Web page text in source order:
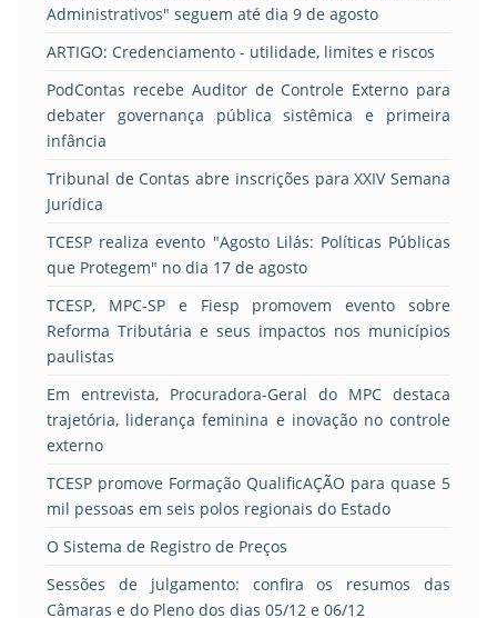
Administrativos" seguem até dia 9 de agosto
ARTIGO: Credenciamento - utilidade, limites e riscos
PodContas recebe Auditor de Controle Externo para
debater governança pública sistêmica e primeira
infância
Tribunal de Contas abre inscrições para XXIV Semana
Jurídica
TCESP realiza evento "Agosto Lilás: Políticas Públicas
que Protegem" no dia 17 de agosto
TCESP, MPC-SP e Fiesp promovem evento sobre
Reforma Tributária e seus impactos nos municípios
paulistas
Em entrevista, Procuradora-Geral do MPC destaca
trajetória, liderança feminina e inovação no controle
externo
TCESP promove Formação QualificAÇÃO para quase 5
mil pessoas em seis polos regionais do Estado
O Sistema de Registro de Preços
Sessões de julgamento: confira os resumos das
Câmaras e do Pleno dos dias 05/12 e 06/12